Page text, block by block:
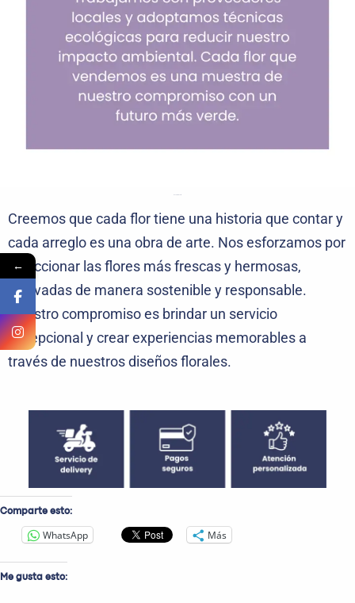
Creemos que cada flor tiene una historia que contar y
cada arreglo es una obra de arte. Nos esforzamos por
seleccionar las flores más frescas y hermosas,
cultivadas de manera sostenible y responsable.
Nuestro compromiso es brindar un servicio
excepcional y crear experiencias memorables a
través de nuestros diseños florales.
Comparte esto:
WhatsApp Más
Me gusta esto:
←